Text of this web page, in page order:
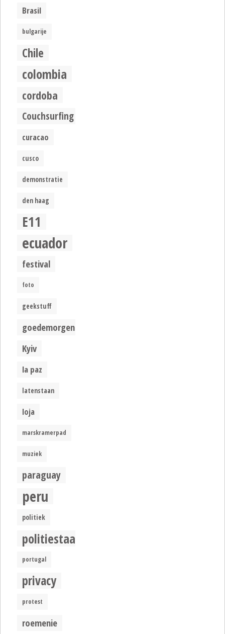
Brasil
bulgarije
Chile
colombia
cordoba
Couchsurfing
curacao
cusco
demonstratie
den haag
E11
ecuador
festival
foto
geekstuff
goedemorgen
Kyiv
la paz
latenstaan
loja
marskramerpad
muziek
paraguay
peru
politiek
politiestaat
portugal
privacy
protest
roemenie